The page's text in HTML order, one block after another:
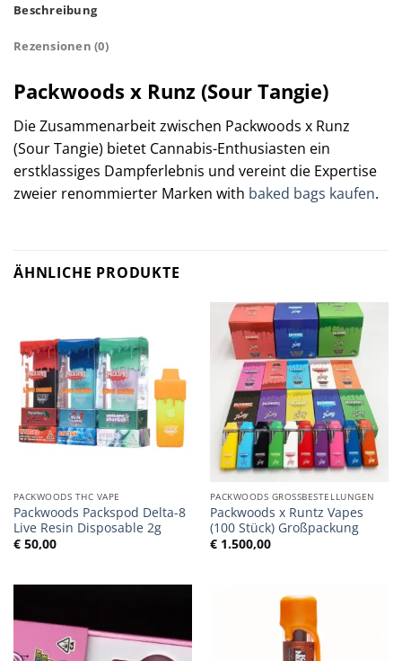
Beschreibung
Rezensionen (0)
Packwoods x Runz (Sour Tangie)
Die Zusammenarbeit zwischen Packwoods x Runz
(Sour Tangie) bietet Cannabis-Enthusiasten ein
erstklassiges Dampferlebnis und vereint die Expertise
zweier renommierter Marken with baked bags kaufen.
ÄHNLICHE PRODUKTE
PACKWOODS THC VAPE
Packwoods Packspod Delta-8
Live Resin Disposable 2g
€50,00
PACKWOODS GROSSBESTELLUNGEN
Packwoods x Runtz Vapes
(100 Stück) Großpackung
€1.500,00